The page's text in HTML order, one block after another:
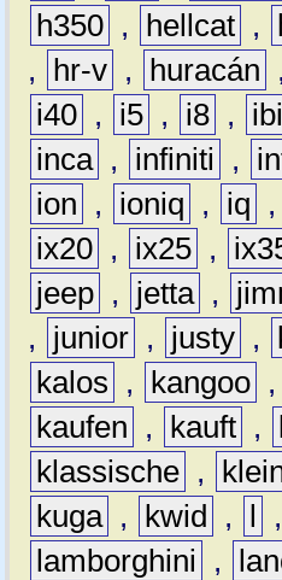
h350 , hellcat ,
,
hr-v , huracán ,
i40 , i5 , i8 ,
inca , infiniti ,
ion
, ioniq , iq ,
ix20 , ix25 ,
jeep , jetta ,
,
junior , justy ,
kalos
, kangoo ,
kaufen
, kauft ,
klassische ,
kuga , kwid , ,
lamborghini
,